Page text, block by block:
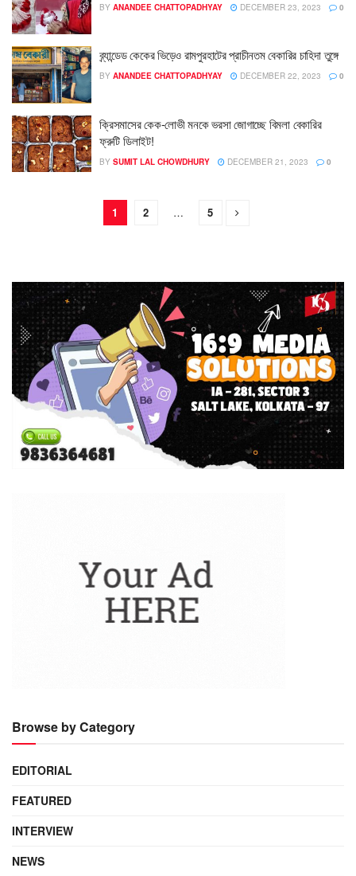
BY ANANDEE CHATTOPADHYAY DECEMBER 23, 2023 0
ব্র্যান্ডেড কেকের ভিড়েও রামপুরহাটের প্রাচীনতম বেকারির চাহিদা তুঙ্গে
BY ANANDEE CHATTOPADHYAY DECEMBER 22, 2023 0
ক্রিসমাসের কেক-লোভী মনকে ভরসা জোগাচ্ছে বিমলা বেকারির
ফ্রুটি ডিলাইট!
BY SUMIT LAL CHOWDHURY DECEMBER 21, 2023 0
1 2 … 5
Browse by Category
EDITORIAL
FEATURED
INTERVIEW
NEWS